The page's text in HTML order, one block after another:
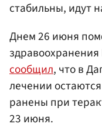
стабильны, идут
Днем 26 июня
здравоохранения
сообщил, что в
лечении
ранены при
23 июня.